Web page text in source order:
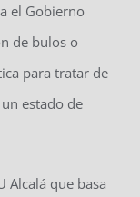
el Gobierno
de bulos o
para tratar de
estado de
Alcalá que basa